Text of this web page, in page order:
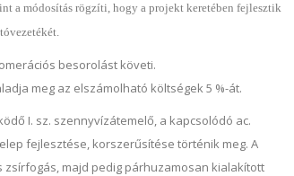
a módosítás rögzíti, hogy a projekt keretében fejlesztik
besorolást követi.
meg az elszámolható költségek 5 %-át.
I. sz. szennyvízátemelő, a kapcsolódó ac.
fejlesztése, korszerűsítése történik meg. A
majd pedig párhuzamosan kialakított